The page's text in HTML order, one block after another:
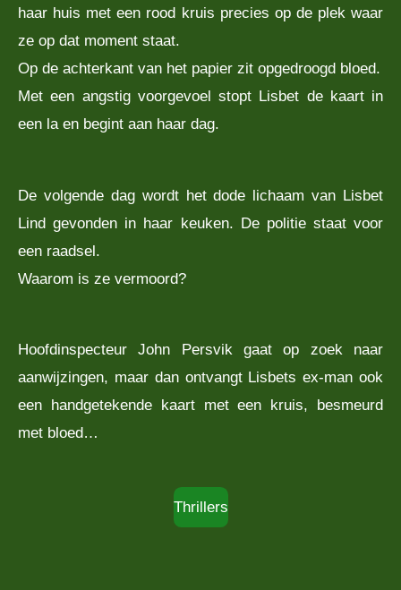
haar huis met een rood kruis precies op de plek waar
ze op dat moment staat.
Op de achterkant van het papier zit opgedroogd bloed.
Met een angstig voorgevoel stopt Lisbet de kaart in
een la en begint aan haar dag.
De volgende dag wordt het dode lichaam van Lisbet
Lind gevonden in haar keuken. De politie staat voor
een raadsel.
Waarom is ze vermoord?
Hoofdinspecteur John Persvik gaat op zoek naar
aanwijzingen, maar dan ontvangt Lisbets ex-man ook
een handgetekende kaart met een kruis, besmeurd
met bloed…
Thrillers